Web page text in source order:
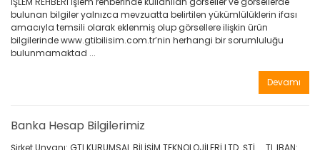
bulunan bilgiler yalnızca mevzuatta belirtilen yükümlülüklerin ifası
amacıyla temsili olarak eklenmiş olup görsellere ilişkin ürün
bilgilerinde www.gtibilisim.com.tr’nin herhangi bir sorumluluğu
bulunmamaktad ...
Devamı
Banka Hesap Bilgilerimiz
Şirket Unvanı: GTI KURUMSAL BİLİŞİM TEKNOLOJİLERİ LTD. ŞTİ. TL IBAN: